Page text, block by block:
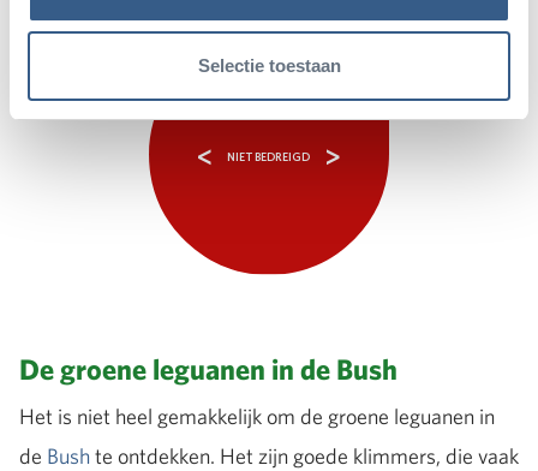
Selectie toestaan
< NIET BEDREIGD >
De groene leguanen in de Bush
Het is niet heel gemakkelijk om de groene leguanen in
de Bush te ontdekken. Het zijn goede klimmers, die vaak